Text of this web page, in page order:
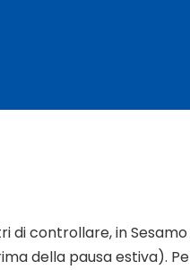
di controllare, in
della pausa estiva).